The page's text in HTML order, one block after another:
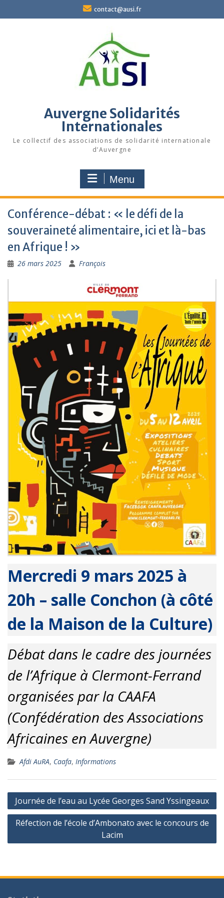
contact@ausi.fr
Auvergne Solidarités
Internationales
Le collectif des associations de solidarité internationale
d’Auvergne
Menu
Conférence-débat : « le défi de la
souveraineté alimentaire, ici et là-bas
en Afrique ! »
26 mars 2025 François
Mercredi 9 mars 2025 à
20h – salle Conchon (à côté
de la Maison de la Culture)
Débat dans le cadre des journées
de l’Afrique à Clermont-Ferrand
organisées par la CAAFA
(Confédération des Associations
Africaines en Auvergne)
Afdi AuRA, Caafa, Informations
Navigation
de
l’article
Journée de l’eau au Lycée Georges Sand Yssingeaux
Réfection de l’école d’Ambonato avec le concours de
Lacim